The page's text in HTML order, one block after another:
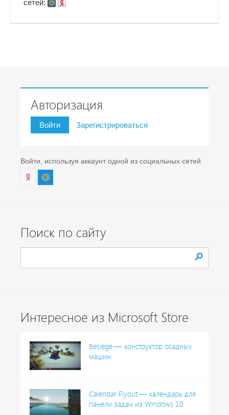
сетей:
Авторизация
Войти Зарегистрироваться
Войти, используя аккаунт одной из социальных сетей
Поиск по сайту
Интересное из Microsoft Store
Besiege — конструктор осадных
машин
Calendar Flyout — календарь для
панели задач из Windows 10